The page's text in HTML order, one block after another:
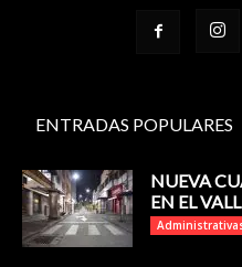
ENTRADAS POPULARES
NUEVA
EN EL